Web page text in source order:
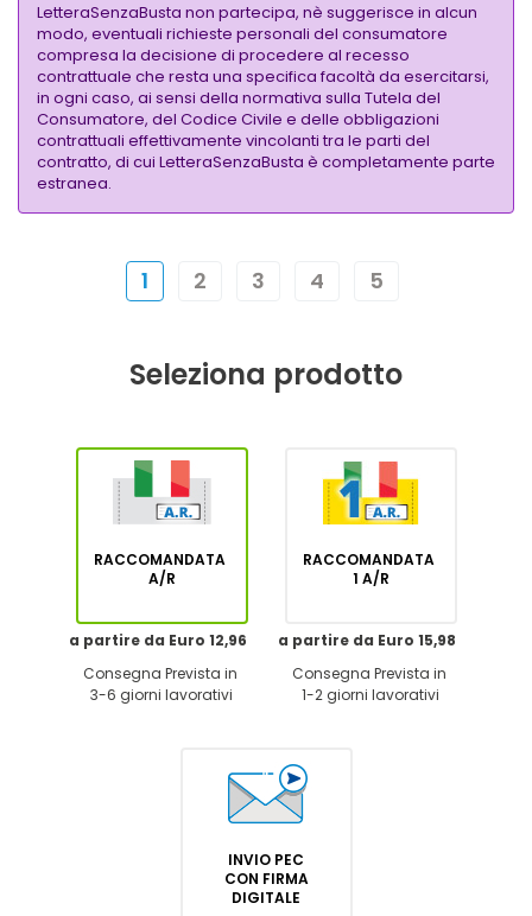
LetteraSenzaBusta non partecipa, nè suggerisce in alcun
modo, eventuali richieste personali del consumatore
compresa la decisione di procedere al recesso
contrattuale che resta una specifica facoltà da esercitarsi,
in ogni caso, ai sensi della normativa sulla Tutela del
Consumatore, del Codice Civile e delle obbligazioni
contrattuali effettivamente vincolanti tra le parti del
contratto, di cui LetteraSenzaBusta è completamente parte
estranea.
1 2 3 4 5
Seleziona prodotto
RACCOMANDATA
A/R
a partire da Euro 12,96
Consegna Prevista in
3-6 giorni lavorativi
RACCOMANDATA
1 A/R
a partire da Euro 15,98
Consegna Prevista in
1-2 giorni lavorativi
INVIO PEC
CON FIRMA
DIGITALE